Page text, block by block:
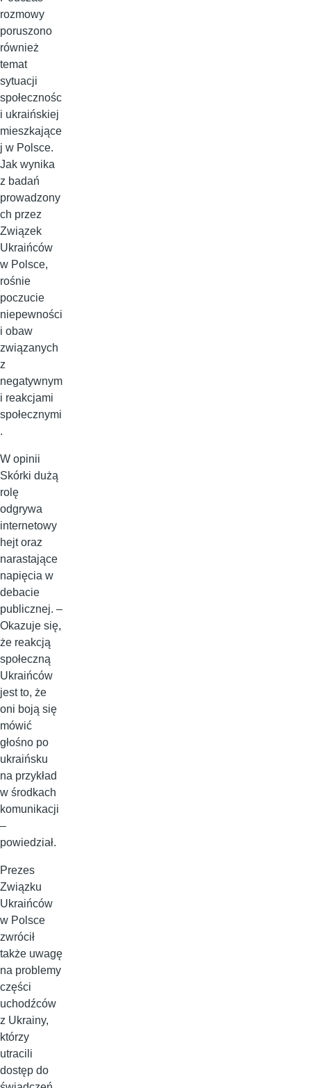
rozmowy
poruszono
również
temat
sytuacji
społecznośc
i ukraińskiej
mieszkające
j w Polsce.
Jak wynika
z badań
prowadzony
ch przez
Związek
Ukraińców
w Polsce,
rośnie
poczucie
niepewności
i obaw
związanych
z
negatywnym
i reakcjami
społecznymi
.
W opinii
Skórki dużą
rolę
odgrywa
internetowy
hejt oraz
narastające
napięcia w
debacie
publicznej. –
Okazuje się,
że reakcją
społeczną
Ukraińców
jest to, że
oni boją się
mówić
głośno po
ukraińsku
na przykład
w środkach
komunikacji
–
powiedział.
Prezes
Związku
Ukraińców
w Polsce
zwrócił
także uwagę
na problemy
części
uchodźców
z Ukrainy,
którzy
utracili
dostęp do